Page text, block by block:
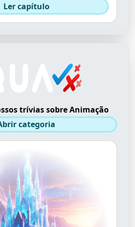
Ler capítulo
trívias sobre Animação
categoria